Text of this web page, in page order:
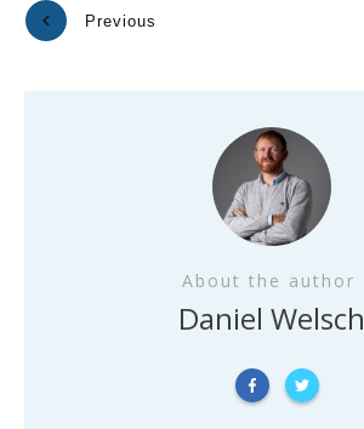
Previous
About the author
Daniel Welsch